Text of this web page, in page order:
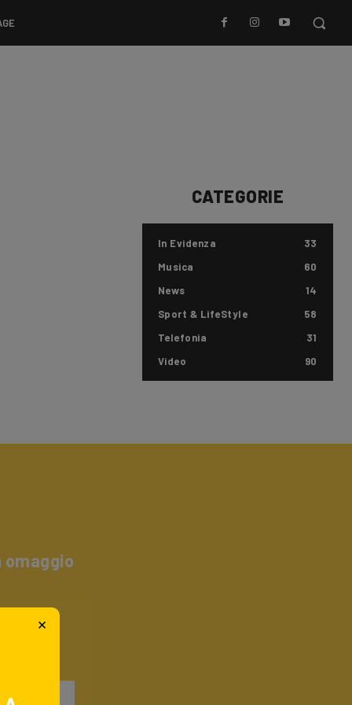
CATEGORIE
In Evidenza
33
Musica
60
News
14
Sport & LifeStyle
58
Telefonia
31
Video
90
omaggio
×